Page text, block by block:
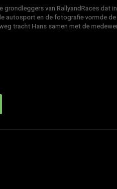
grondleggers van RallyandRaces dat
autosport en de fotografie vormde
tracht Hans samen met de